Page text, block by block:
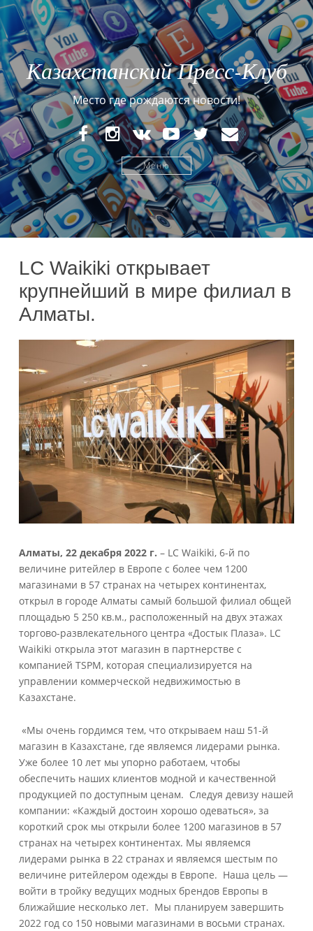
Казахстанский Пресс-Клуб
Место где рождаются новости!
FaceBookInstagram
VK YouTubeTwitterE-
mail
Меню
LC Waikiki открывает
крупнейший в мире филиал в
Алматы.
Алматы, 22 декабря 2022 г. – LC Waikiki, 6-й по
величине ритейлер в Европе с более чем 1200
магазинами в 57 странах на четырех континентах,
открыл в городе Алматы самый большой филиал общей
площадью 5 250 кв.м., расположенный на двух этажах
торгово-развлекательного центра «Достык Плаза». LC
Waikiki открыла этот магазин в партнерстве с
компанией TSPM, которая специализируется на
управлении коммерческой недвижимостью в
Казахстане.
«Мы очень гордимся тем, что открываем наш 51-й
магазин в Казахстане, где являемся лидерами рынка.
Уже более 10 лет мы упорно работаем, чтобы
обеспечить наших клиентов модной и качественной
продукцией по доступным ценам. Следуя девизу нашей
компании: «Каждый достоин хорошо одеваться», за
короткий срок мы открыли более 1200 магазинов в 57
странах на четырех континентах. Мы являемся
лидерами рынка в 22 странах и являемся шестым по
величине ритейлером одежды в Европе. Наша цель —
войти в тройку ведущих модных брендов Европы в
ближайшие несколько лет. Мы планируем завершить
2022 год со 150 новыми магазинами в восьми странах.